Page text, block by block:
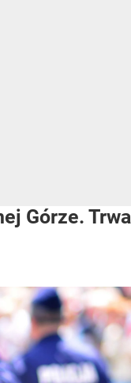
Górze. Trwa